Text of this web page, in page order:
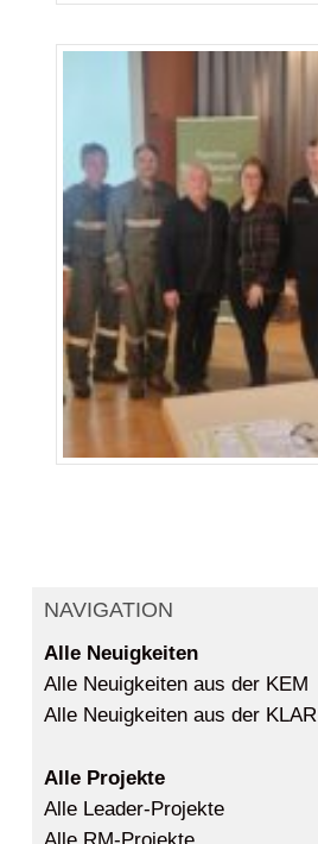
NAVIGATION
Alle Neuigkeiten
Alle Neuigkeiten aus der KEM
Alle Neuigkeiten aus der KLAR
Alle Projekte
Alle Leader-Projekte